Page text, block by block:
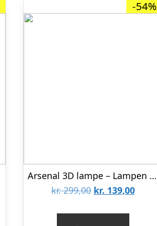
-54%
Arsenal 3D lampe – Lampen til enhver Arsenal fan
kr.299,00 Den
kr. 139,00Den